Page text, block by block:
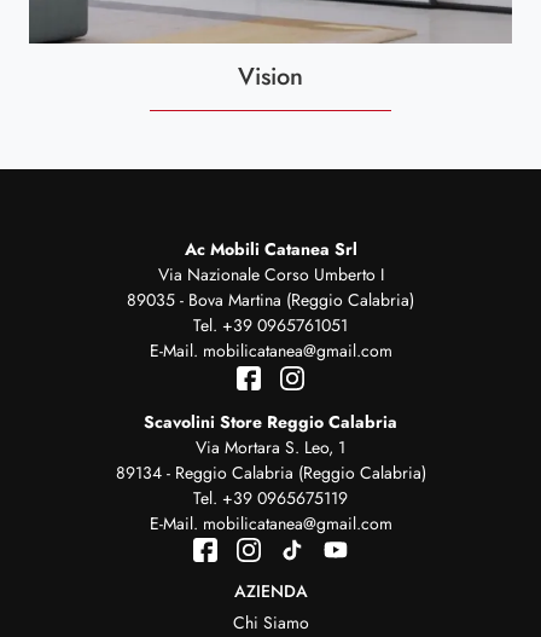
Vision
Ac Mobili Catanea Srl
Via Nazionale Corso Umberto I
89035 - Bova Martina (Reggio Calabria)
Tel. +39 0965761051
E-Mail. mobilicatanea@gmail.com
Scavolini Store Reggio Calabria
Via Mortara S. Leo, 1
89134 - Reggio Calabria (Reggio Calabria)
Tel. +39 0965675119
E-Mail. mobilicatanea@gmail.com
AZIENDA
Chi Siamo